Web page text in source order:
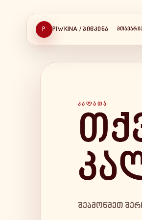
P PIWKINA / ᲞᲘᲬᲙᲘᲜᲐ ᲛᲗᲐᲕᲐᲠᲘ
ᲙᲐᲚᲐᲗᲐ
შეამოწმეთ